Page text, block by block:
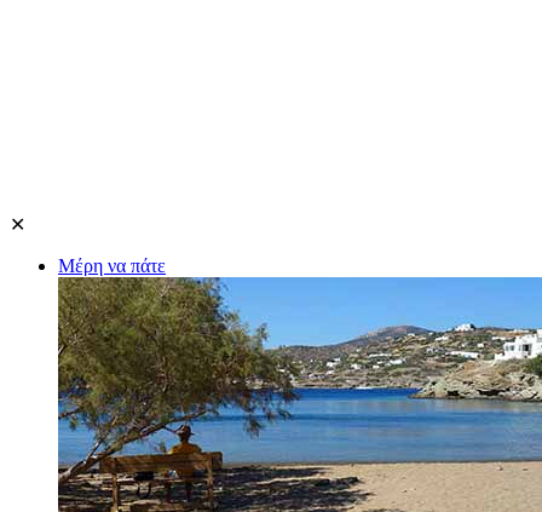
✕
Μέρη να πάτε